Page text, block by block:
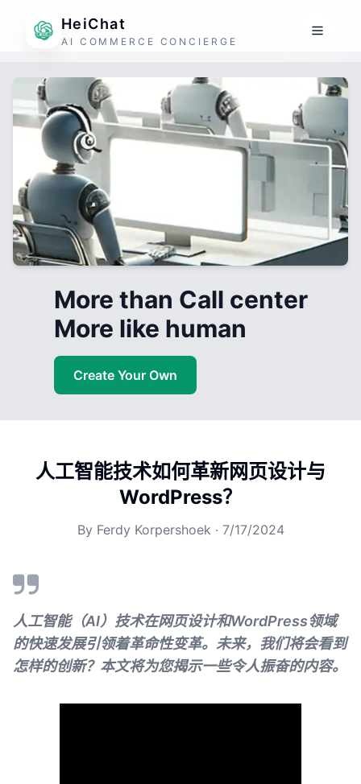
HeiChat
AI COMMERCE CONCIERGE
More than Call center
More like human
Create Your Own
人工智能技术如何革新网页设计与
WordPress？
By Ferdy Korpershoek · 7/17/2024
人工智能（AI）技术在网页设计和WordPress领域
的快速发展引领着革命性变革。未来，我们将会看到
怎样的创新？本文将为您揭示一些令人振奋的内容。